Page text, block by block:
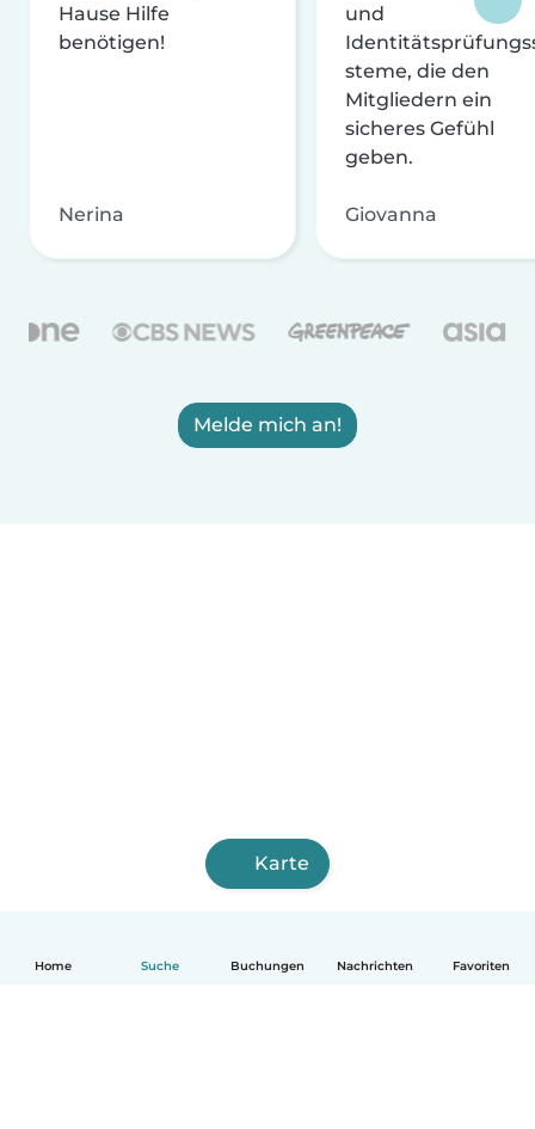
Home Suche Buchungen Nachrichten Favoriten
Hause Hilfe
benötigen!
Nerina
und
steme, die den
Mitgliedern ein
sicheres Gefühl
geben.
Giovanna
Melde mich an!
Karte